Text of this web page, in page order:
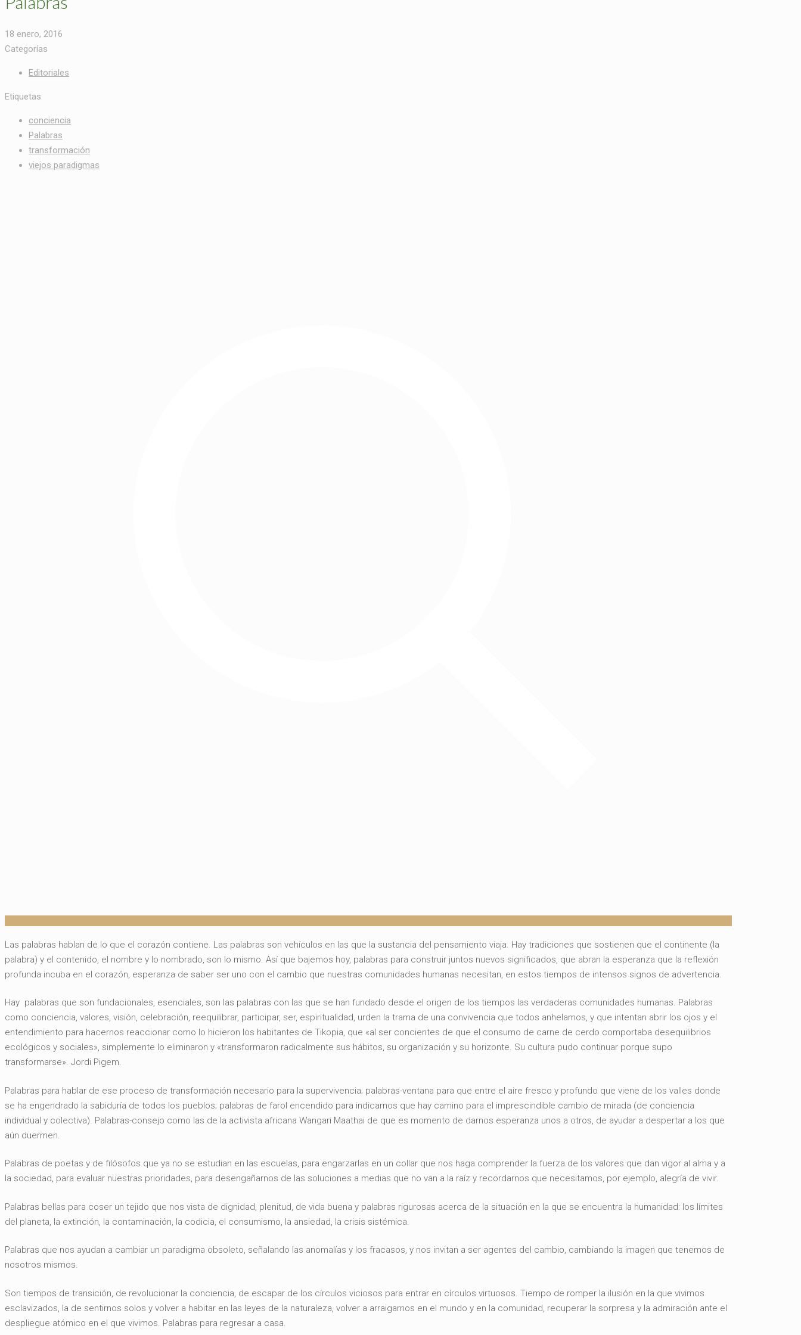
18 enero, 2016
Categorías
Editoriales
Etiquetas
conciencia
Palabras
transformación
viejos paradigmas
Las palabras hablan de lo que el corazón contiene. Las palabras son vehículos en las que la sustancia del pensamiento viaja. Hay tradiciones que sostienen que el continente (la
palabra) y el contenido, el nombre y lo nombrado, son lo mismo. Así que bajemos hoy, palabras para construir juntos nuevos significados, que abran la esperanza que la reflexión
profunda incuba en el corazón, esperanza de saber ser uno con el cambio que nuestras comunidades humanas necesitan, en estos tiempos de intensos signos de advertencia.
Hay palabras que son fundacionales, esenciales, son las palabras con las que se han fundado desde el origen de los tiempos las verdaderas comunidades humanas. Palabras
como conciencia, valores, visión, celebración, reequilibrar, participar, ser, espiritualidad, urden la trama de una convivencia que todos anhelamos, y que intentan abrir los ojos y el
entendimiento para hacernos reaccionar como lo hicieron los habitantes de Tikopia, que «al ser concientes de que el consumo de carne de cerdo comportaba desequilibrios
ecológicos y sociales», simplemente lo eliminaron y «transformaron radicalmente sus hábitos, su organización y su horizonte. Su cultura pudo continuar porque supo
transformarse». Jordi Pigem.
Palabras para hablar de ese proceso de transformación necesario para la supervivencia; palabras-ventana para que entre el aire fresco y profundo que viene de los valles donde
se ha engendrado la sabiduría de todos los pueblos; palabras de farol encendido para indicarnos que hay camino para el imprescindible cambio de mirada (de conciencia
individual y colectiva). Palabras-consejo como las de la activista africana Wangari Maathai de que es momento de darnos esperanza unos a otros, de ayudar a despertar a los que
aún duermen.
Palabras de poetas y de filósofos que ya no se estudian en las escuelas, para engarzarlas en un collar que nos haga comprender la fuerza de los valores que dan vigor al alma y a
la sociedad, para evaluar nuestras prioridades, para desengañarnos de las soluciones a medias que no van a la raíz y recordarnos que necesitamos, por ejemplo, alegría de vivir.
Palabras bellas para coser un tejido que nos vista de dignidad, plenitud, de vida buena y palabras rigurosas acerca de la situación en la que se encuentra la humanidad: los límites
del planeta, la extinción, la contaminación, la codicia, el consumismo, la ansiedad, la crisis sistémica.
Palabras que nos ayudan a cambiar un paradigma obsoleto, señalando las anomalías y los fracasos, y nos invitan a ser agentes del cambio, cambiando la imagen que tenemos de
nosotros mismos.
Son tiempos de transición, de revolucionar la conciencia, de escapar de los círculos viciosos para entrar en círculos virtuosos. Tiempo de romper la ilusión en la que vivimos
esclavizados, la de sentirnos solos y volver a habitar en las leyes de la naturaleza, volver a arraigarnos en el mundo y en la comunidad, recuperar la sorpresa y la admiración ante el
despliegue atómico en el que vivimos. Palabras para regresar a casa.